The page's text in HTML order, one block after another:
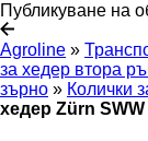
Публикуване на
Agroline »
за хедер втора
зърно » Колички
хедер Zürn SWW